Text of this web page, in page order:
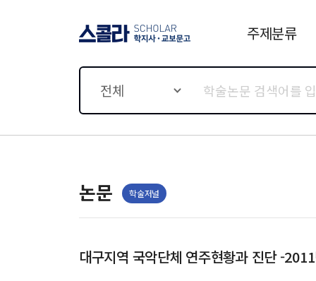
주제분류
전체
논문 학술저널
대구지역 국악단체 연주현황과 진단 -